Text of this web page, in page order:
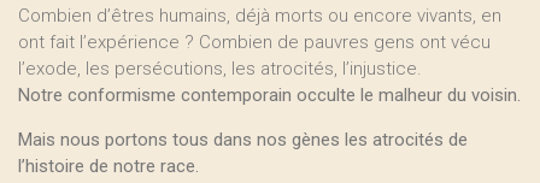
Combien d’êtres humains, déjà morts ou encore vivants, en
ont fait l’expérience ? Combien de pauvres gens ont vécu
l’exode, les persécutions, les atrocités, l’injustice.
Notre conformisme contemporain occulte le malheur du voisin.
Mais nous portons tous dans nos gènes les atrocités de
l’histoire de notre race.